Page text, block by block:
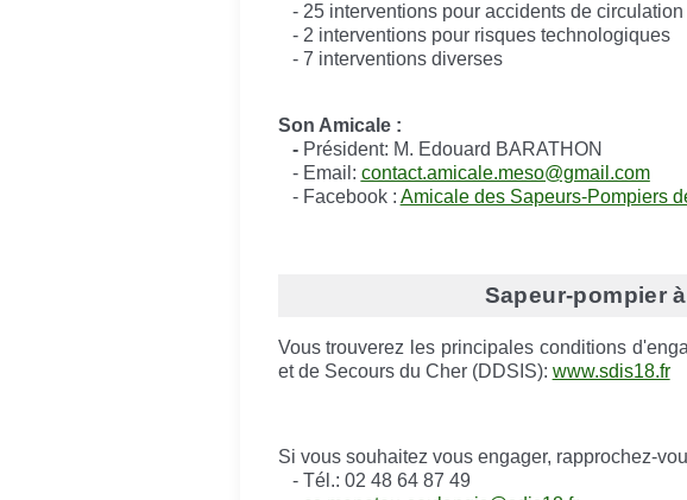
- 25 interventions pour accidents de circulation
- 2 interventions pour risques technologiques
- 7 interventions diverses
Son Amicale :
- Président: M. Edouard BARATHON
- Email: contact.amicale.meso@gmail.com
- Facebook : Amicale des Sapeurs-Pompiers
Sapeur-pompier
Vous trouverez les principales conditions
et de Secours du Cher (DDSIS): www.sdis18.fr
Si vous souhaitez vous engager, rapprochez-
- Tél.: 02 48 64 87 49